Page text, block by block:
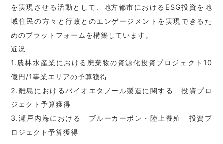
を実現させる活動として、地方都市におけるESG投資を地
域住民の方々と行政とのエンゲージメントを実現できるた
めのプラットフォームを構築しています。
近況
1.農林水産業における廃棄物の資源化投資プロジェクト10
億円/1事業エリアの予算獲得
2.離島におけるバイオエタノール製造に関する 投資プロ
ジェクト予算獲得
3.瀬戸内海における ブルーカーボン・陸上養殖 投資プ
ロジェクト予算獲得